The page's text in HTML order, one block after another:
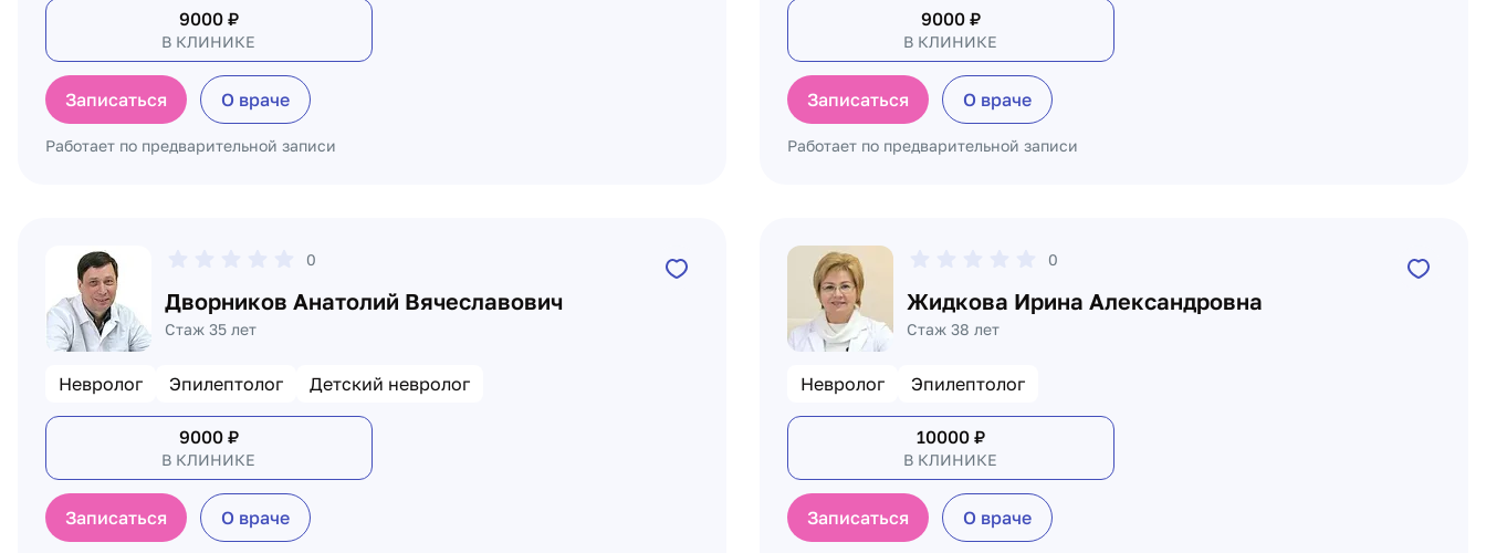
9000₽
В КЛИНИКЕ
Записаться О враче
Работает по предварительной записи
9000₽
В КЛИНИКЕ
Записаться О враче
Работает по предварительной записи
0
Дворников Анатолий Вячеславович
Стаж 35 лет
Невролог Эпилептолог Детский невролог
9000₽
В КЛИНИКЕ
Записаться О враче
0
Жидкова Ирина Александровна
Стаж 38 лет
Невролог Эпилептолог
10000₽
В КЛИНИКЕ
Записаться О враче